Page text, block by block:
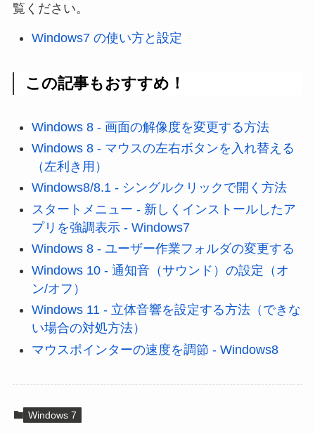
覧ください。
Windows7 の使い方と設定
この記事もおすすめ！
Windows 8 - 画面の解像度を変更する方法
Windows 8 - マウスの左右ボタンを入れ替える
（左利き用）
Windows8/8.1 - シングルクリックで開く方法
スタートメニュー - 新しくインストールしたア
プリを強調表示 - Windows7
Windows 8 - ユーザー作業フォルダの変更する
Windows 10 - 通知音（サウンド）の設定（オ
ン/オフ）
Windows 11 - 立体音響を設定する方法（できな
い場合の対処方法）
マウスポインターの速度を調節 - Windows8
Windows 7